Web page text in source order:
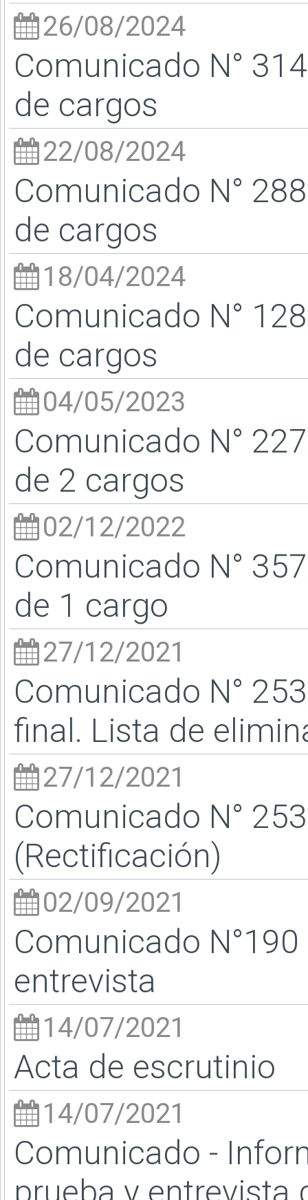
26/08/2024
Comunicado N°
de cargos
22/08/2024
Comunicado N°
de cargos
18/04/2024
Comunicado N°
de cargos
04/05/2023
Comunicado N°
de 2 cargos
02/12/2022
Comunicado N°
de 1 cargo
27/12/2021
Comunicado N°
final. Lista de
27/12/2021
Comunicado N°
(Rectificación)
02/09/2021
Comunicado
entrevista
14/07/2021
Acta de escrutinio
14/07/2021
Comunicado -
prueba y